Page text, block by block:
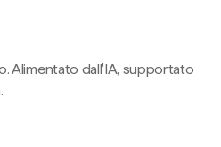
Alimentato dall'IA, supportato